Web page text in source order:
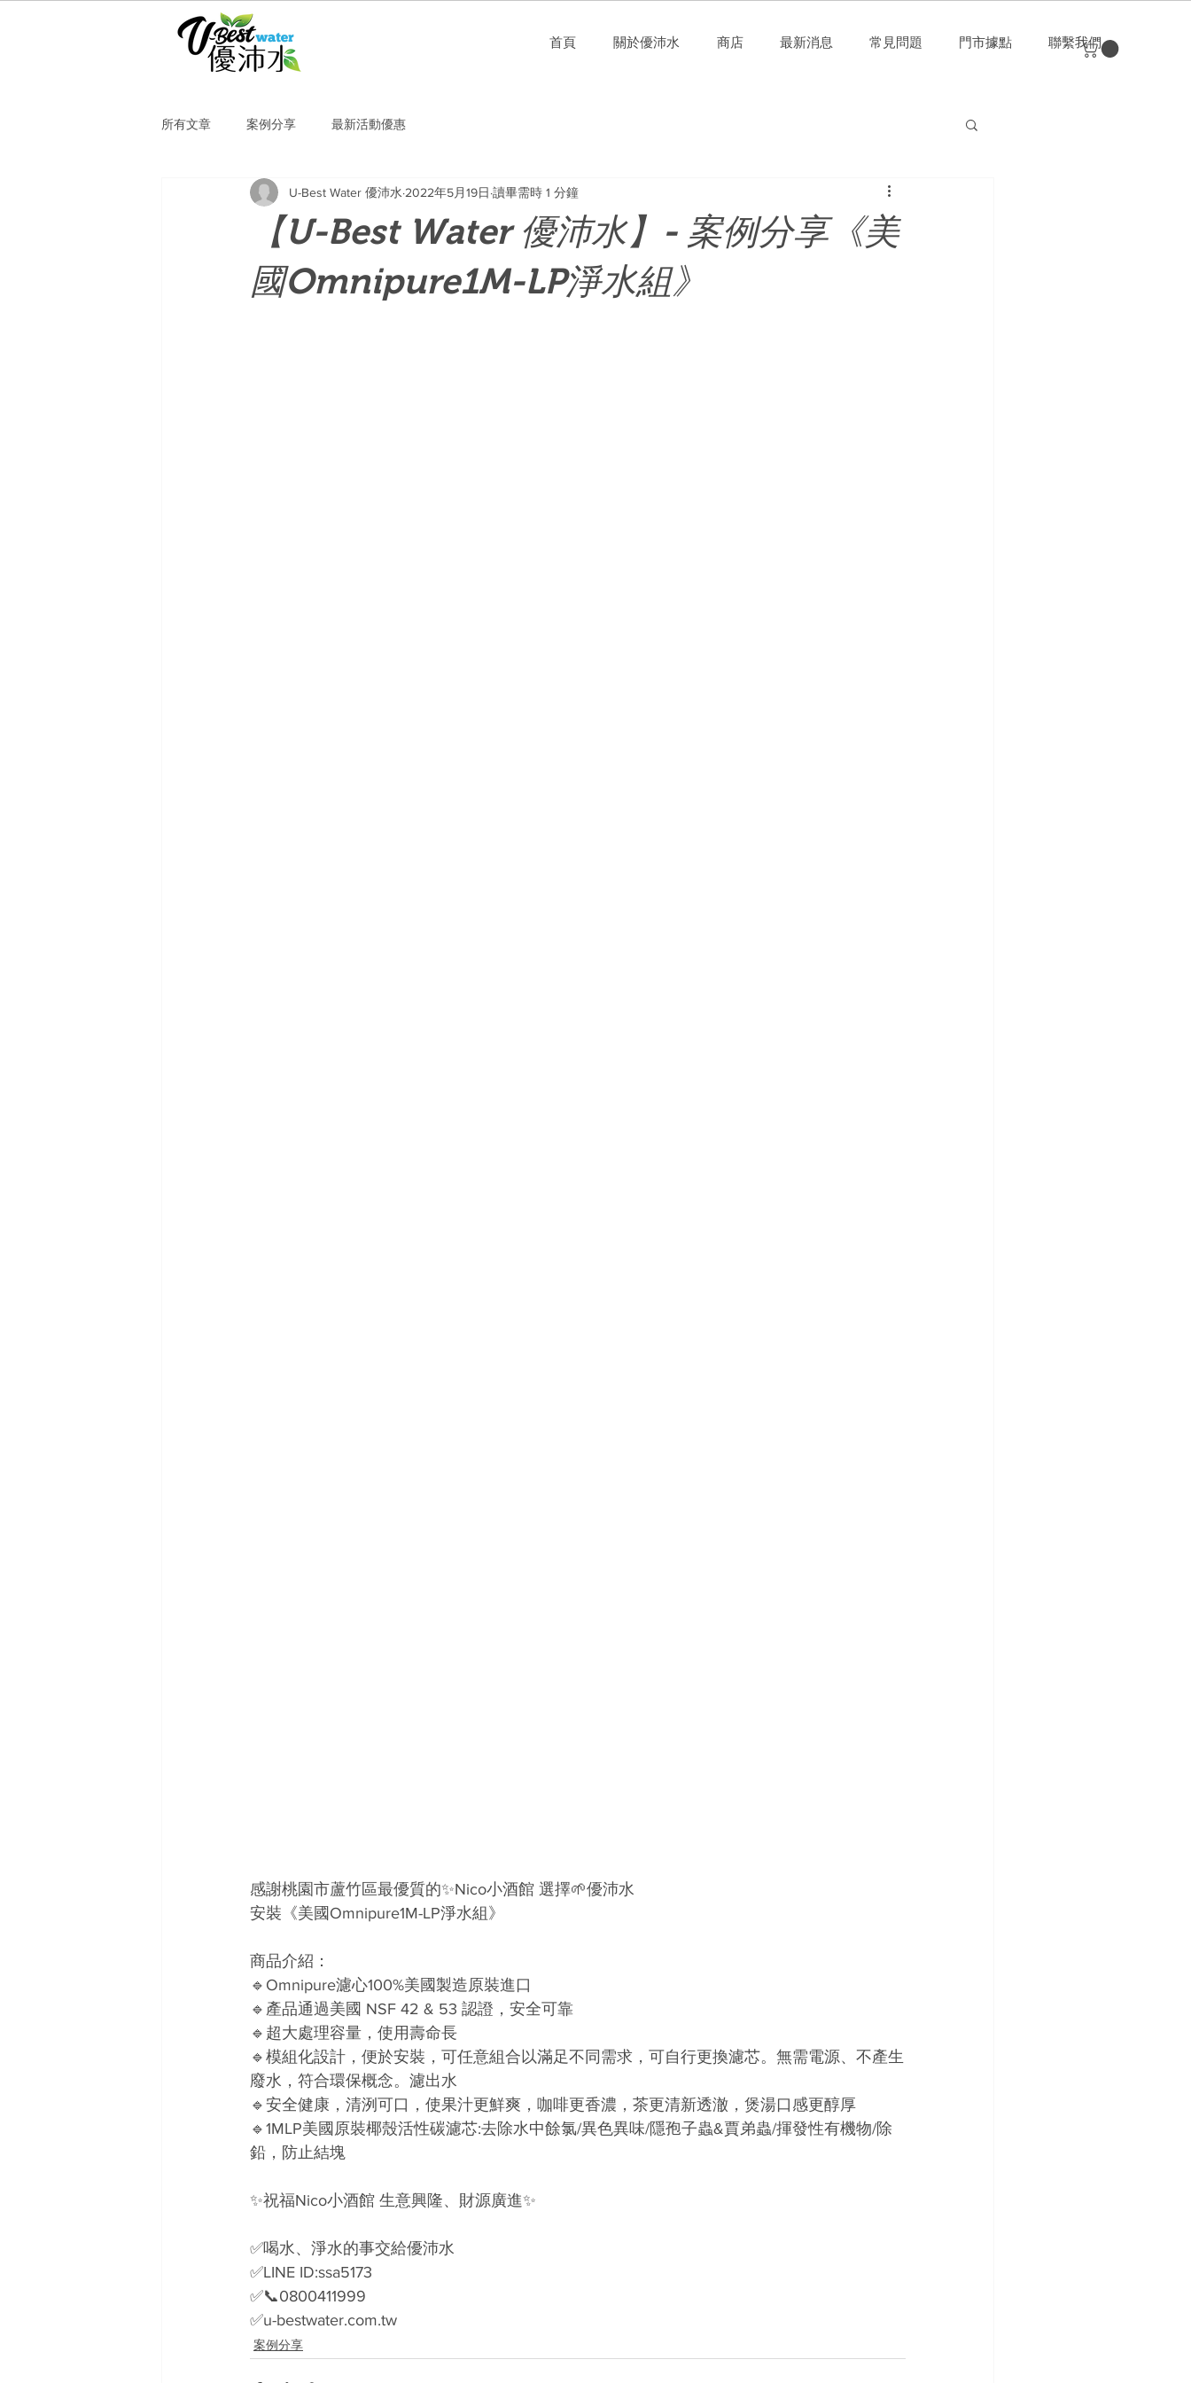
首頁 關於優沛水 商店 最新消息 常見問題 門市據點 聯繫我們
所有文章 案例分享 最新活動優惠
【U-Best Water 優沛水】- 案例分享《美
國Omnipure1M-LP淨水組》
U-Best Water 優沛水 2022年5月19日 讀畢需時 1 分鐘
感謝桃園市蘆竹區最優質的✨Nico小酒館 選擇🌱優沛水
安裝《美國Omnipure1M-LP淨水組》
商品介紹：
🔹Omnipure濾心100%美國製造原裝進口
🔹產品通過美國 NSF 42 & 53 認證，安全可靠
🔹超大處理容量，使用壽命長
🔹模組化設計，便於安裝，可任意組合以滿足不同需求，可自行更換濾芯。無需電源、不產生
廢水，符合環保概念。濾出水
🔹安全健康，清洌可口，使果汁更鮮爽，咖啡更香濃，茶更清新透澈，煲湯口感更醇厚
🔹1MLP美國原裝椰殼活性碳濾芯:去除水中餘氯/異色異味/隱孢子蟲&賈弟蟲/揮發性有機物/除
鉛，防止結塊
✨祝福Nico小酒館 生意興隆、財源廣進✨
✅喝水、淨水的事交給優沛水
✅LINE ID:ssa5173
✅📞0800411999
✅u-bestwater.com.tw
案例分享